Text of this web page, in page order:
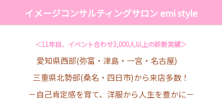
イメージコンサルティングサロン emi style
＜11年目、イベント合わせ3,000人以上の診断実績＞
愛知県西部(弥富・津島・一宮・名古屋)
三重県北勢部(桑名・四日市)から来店多数！
－自己肯定感を育て、洋服から人生を豊かに－